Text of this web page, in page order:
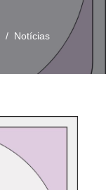
Notícias